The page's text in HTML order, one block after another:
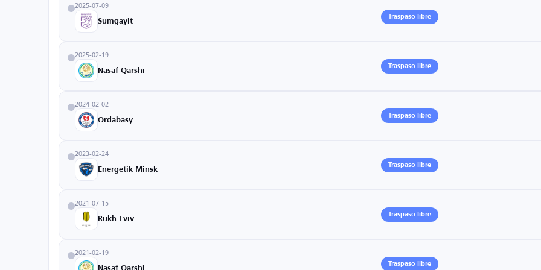
2025-07-09
Sumgayit
Traspaso libre
2025-02-19
Nasaf Qarshi
Traspaso libre
2024-02-02
Ordabasy
Traspaso libre
2023-02-24
Energetik Minsk
Traspaso libre
2021-07-15
Rukh Lviv
Traspaso libre
2021-02-19
Nasaf Qarshi
Traspaso libre